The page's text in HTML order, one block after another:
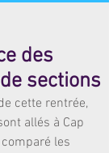
des
sections
cette rentrée,
allés à Cap
les